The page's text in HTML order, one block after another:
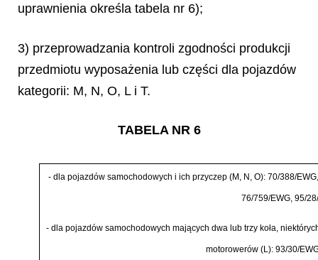
uprawnienia określa tabela nr 6);
3) przeprowadzania kontroli zgodności produkcji
przedmiotu wyposażenia lub części dla pojazdów
kategorii: M, N, O, L i T.
TABELA NR 6
- dla pojazdów samochodowych i ich przyczep (M, N, O): 70/388/
76/759/EWG, 95/
- dla pojazdów samochodowych mających dwa lub trzy koła, niektó
motorowerów (L): 93/30/